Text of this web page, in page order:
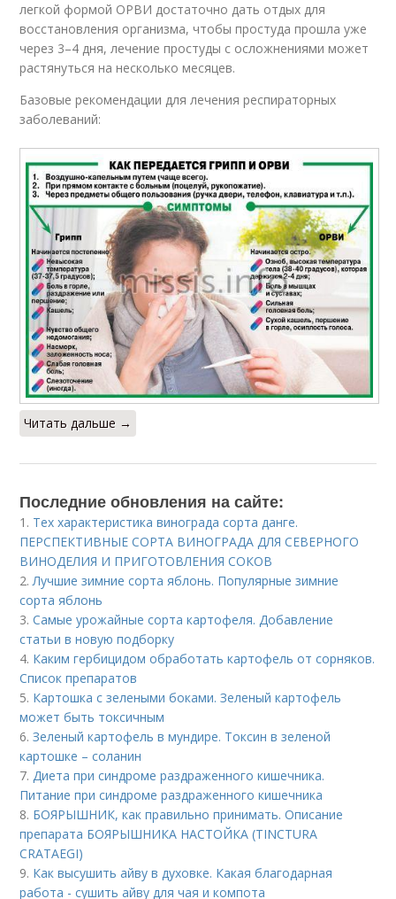
легкой формой ОРВИ достаточно дать отдых для
восстановления организма, чтобы простуда прошла уже
через 3–4 дня, лечение простуды с осложнениями может
растянуться на несколько месяцев.
Базовые рекомендации для лечения респираторных
заболеваний:
Читать дальше →
Последние обновления на сайте:
1. Тех характеристика винограда сорта данге.
ПЕРСПЕКТИВНЫЕ СОРТА ВИНОГРАДА ДЛЯ CЕВЕРНОГО
ВИНОДЕЛИЯ И ПРИГОТОВЛЕНИЯ СОКОВ
2.Лучшие зимние сорта яблонь. Популярные зимние
сорта яблонь
3.Самые урожайные сорта картофеля. Добавление
статьи в новую подборку
4. Каким гербицидом обработать картофель от сорняков.
Список препаратов
5. Картошка с зелеными боками. Зеленый картофель
может быть токсичным
6.Зеленый картофель в мундире. Токсин в зеленой
картошке – соланин
7.Диета при синдроме раздраженного кишечника.
Питание при синдроме раздраженного кишечника
8. БОЯРЫШНИК, как правильно принимать. Описание
препарата БОЯРЫШНИКА НАСТОЙКА (TINCTURA
CRATAEGI)
9. Как высушить айву в духовке. Какая благодарная
работа - сушить айву для чая и компота